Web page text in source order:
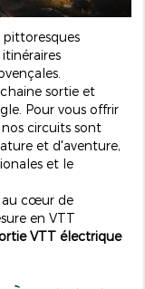
pittoresques
sortie et
Pour vous offrir
circuits sont
et d'aventure,
et le
au cœur de
en VTT
VTT électrique